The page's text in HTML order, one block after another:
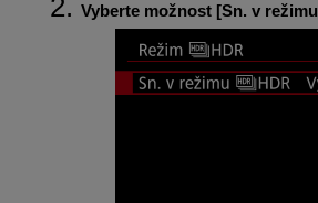
Vyberte možnost [Sn. v režimu